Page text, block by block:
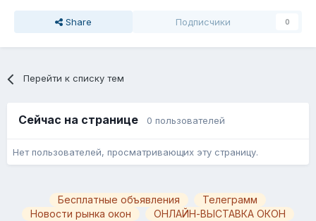
Share Подписчики 0
Перейти к списку тем
Сейчас на странице 0 пользователей
Нет пользователей, просматривающих эту страницу.
Бесплатные объявления
Телеграмм
Новости рынка окон
ОНЛАЙН-ВЫСТАВКА ОКОН